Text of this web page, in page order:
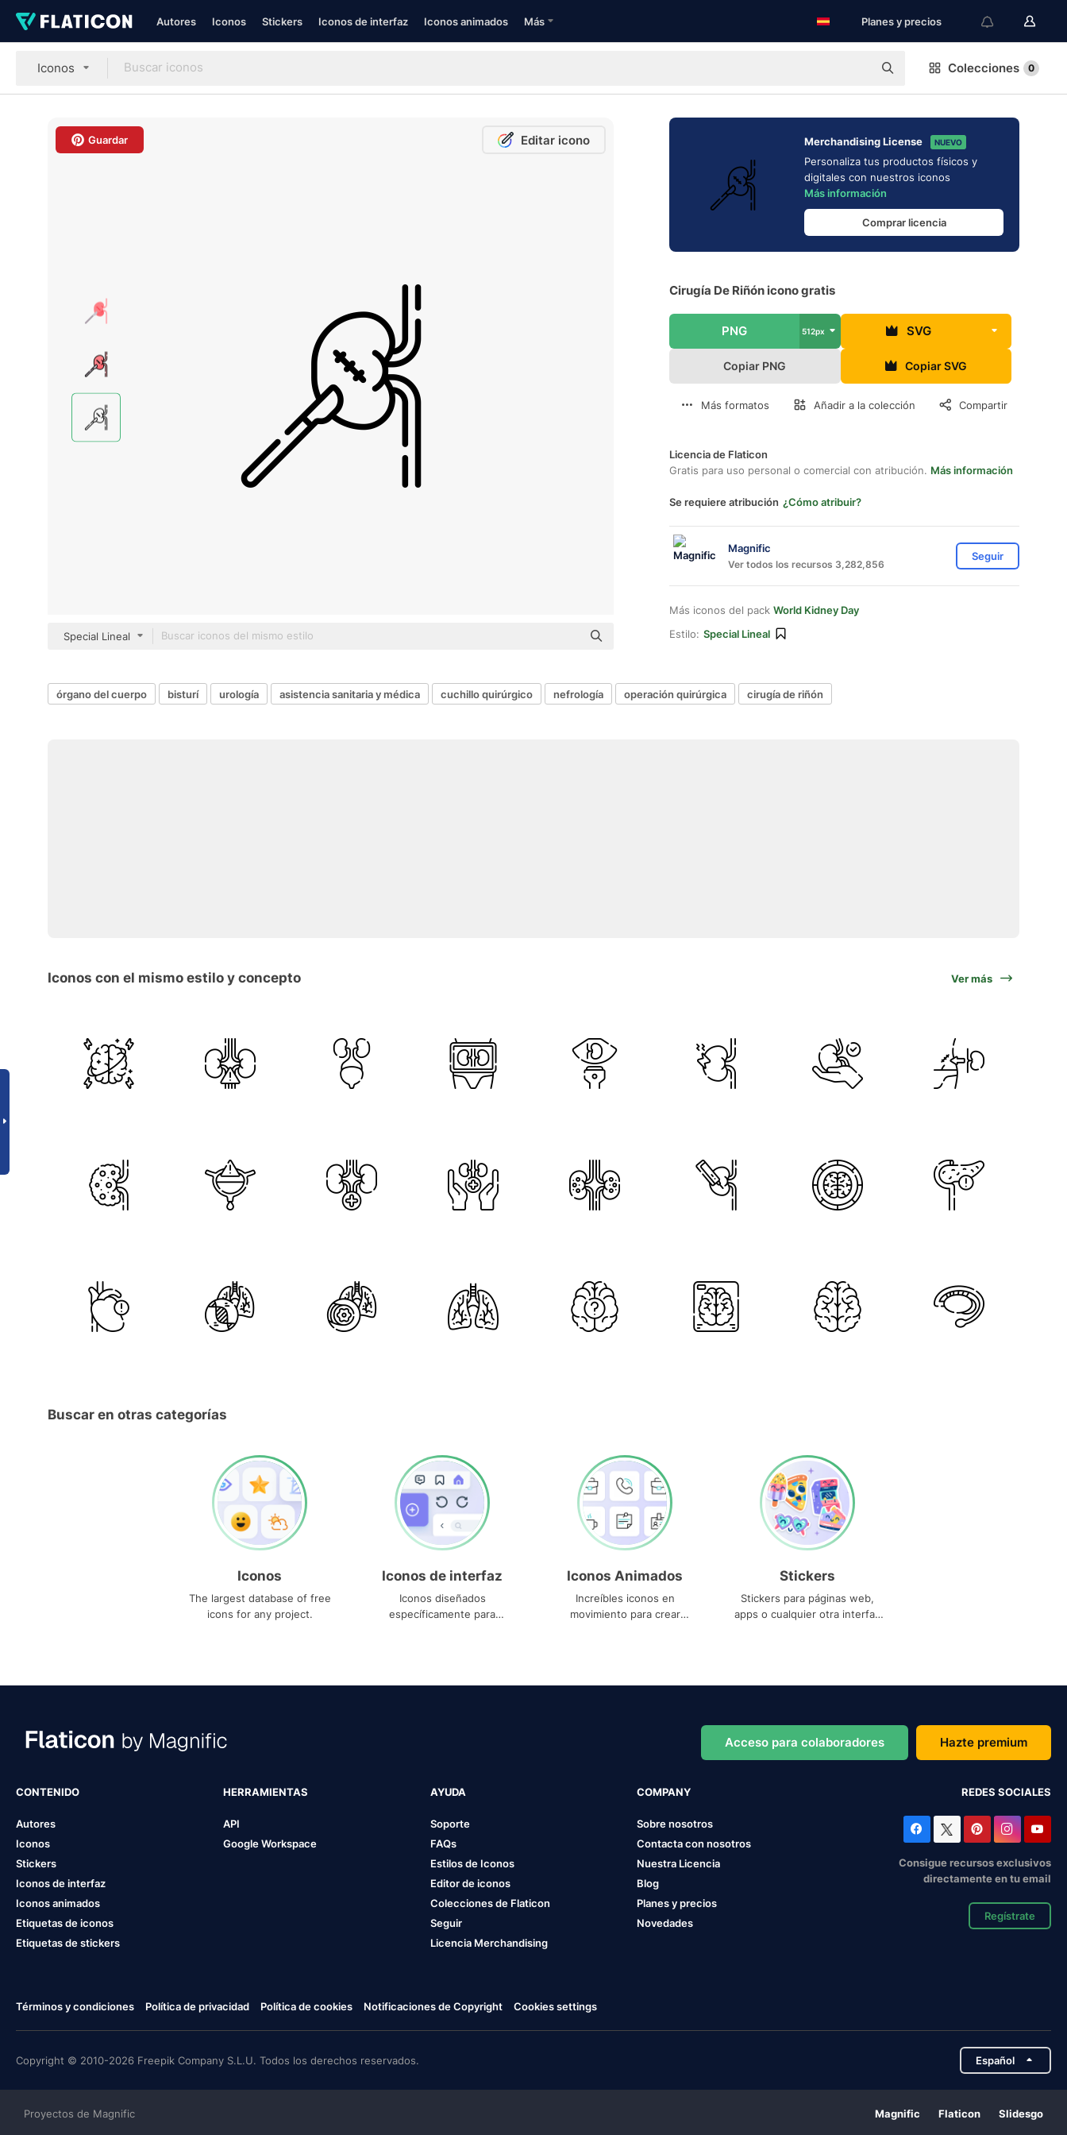
Autores Iconos Stickers Iconos de interfaz Iconos animados Más Planes y precios
Iconos Colecciones 0
Guardar Editar icono
Special Lineal
Merchandising License NUEVO
Personaliza tus productos físicos y
digitales con nuestros iconos
Más información
Comprar licencia
Cirugía De Riñón icono gratis
PNG 512px SVG
Copiar PNG Copiar SVG
Más formatos Añadir a la colección Compartir
Licencia de Flaticon
Gratis para uso personal o comercial con atribución. Más información
Se requiere atribución ¿Cómo atribuir?
Magnific
Ver todos los recursos 3,282,856
Seguir
Más iconos del pack World Kidney Day
Estilo: Special Lineal
órgano del cuerpo bisturí urología asistencia sanitaria y médica cuchillo quirúrgico nefrología operación quirúrgica cirugía de riñón
Iconos con el mismo estilo y concepto Ver más
Buscar en otras categorías
Iconos
The largest database of free
icons for any project.
Iconos de interfaz
Iconos diseñados
específicamente para
Iconos Animados
Increíbles iconos en
movimiento para crear
Stickers
Stickers para páginas web,
apps o cualquier otra interfaz
Acceso para colaboradores Hazte premium
CONTENIDO
Autores
Iconos
Stickers
Iconos de interfaz
Iconos animados
Etiquetas de iconos
Etiquetas de stickers
HERRAMIENTAS
API
Google Workspace
AYUDA
Soporte
FAQs
Estilos de Iconos
Editor de iconos
Colecciones de Flaticon
Seguir
Licencia Merchandising
COMPANY
Sobre nosotros
Contacta con nosotros
Nuestra Licencia
Blog
Planes y precios
Novedades
REDES SOCIALES
Consigue recursos exclusivos
directamente en tu email
Regístrate
Términos y condiciones Política de privacidad Política de cookies Notificaciones de Copyright Cookies settings
Copyright © 2010-2026 Freepik Company S.L.U. Todos los derechos reservados. Español
Proyectos de Magnific Magnific Flaticon Slidesgo